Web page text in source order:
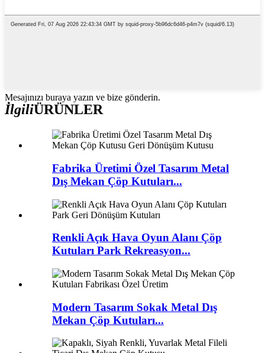
Mesajınızı buraya yazın ve bize gönderin.
İlgiliÜRÜNLER
Fabrika Üretimi Özel Tasarım Metal
Dış Mekan Çöp Kutuları...
Renkli Açık Hava Oyun Alanı Çöp
Kutuları Park Rekreasyon...
Modern Tasarım Sokak Metal Dış
Mekan Çöp Kutuları...